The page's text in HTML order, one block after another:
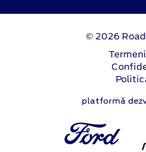
© 2026
platformă